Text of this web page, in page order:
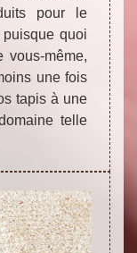
pour le
quoi
vous-même,
une fois
tapis à une
telle